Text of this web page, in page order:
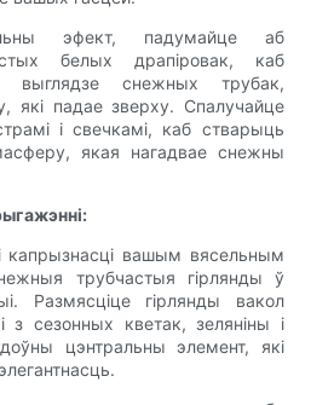
эфект, падумайце аб
белых драпіровак, каб
выглядзе снежных трубак,
які падае зверху. Спалучайце
і свечкамі, каб стварыць
якая нагадвае снежны
капрызнасці вашым вясельным
трубчастыя гірлянды ў
Размясціце гірлянды вакол
з сезонных кветак, зеляніны і
цэнтральны элемент, які